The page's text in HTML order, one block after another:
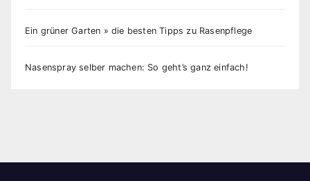
Ein grüner Garten » die besten Tipps zu Rasenpflege
Nasenspray selber machen: So geht’s ganz einfach!